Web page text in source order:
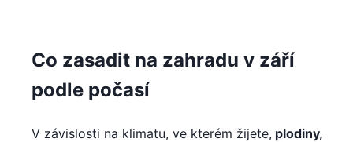
Co zasadit na zahradu v září
podle počasí
V závislosti na klimatu, ve kterém žijete, plodiny,